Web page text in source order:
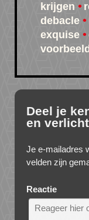
krijgen
debacle
exquise
Deel je
en verlicht
Je e-mailadres
velden zijn
Reactie